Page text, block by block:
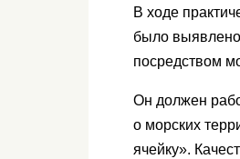
В ходе
было
посредством
Он должен
о морских
ячейку».